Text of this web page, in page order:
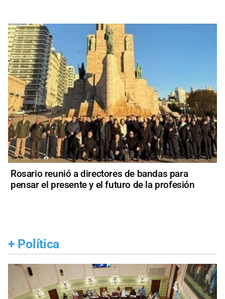
Rosario reunió a directores de bandas para
pensar el presente y el futuro de la profesión
+ Política